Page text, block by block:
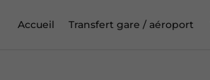
Accueil Transfert gare / aéroport